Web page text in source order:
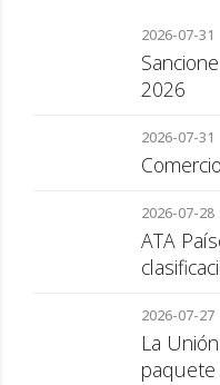
2026-07-31
2026
2026-07-31
2026-07-28
ATA
2026-07-27
La
paquete